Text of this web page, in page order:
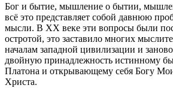
Бог и бытие, мышление о бытии,
всё это представляет собой давнюю
мысли. В XX веке эти вопросы были
остротой, это заставило многих
началам западной цивилизации и
двойную принадлежность истинному
Платона и открывающему себя Богу
Христа.